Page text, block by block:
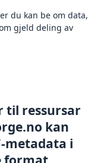
du kan be om data,
gjeld deling av
til ressursar
kan
metadata i